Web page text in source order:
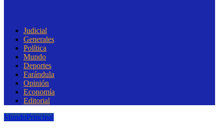
Judicial
Generales
Política
Mundo
Deportes
Farándula
Opinión
Economía
Editorial
MundoPrincipal